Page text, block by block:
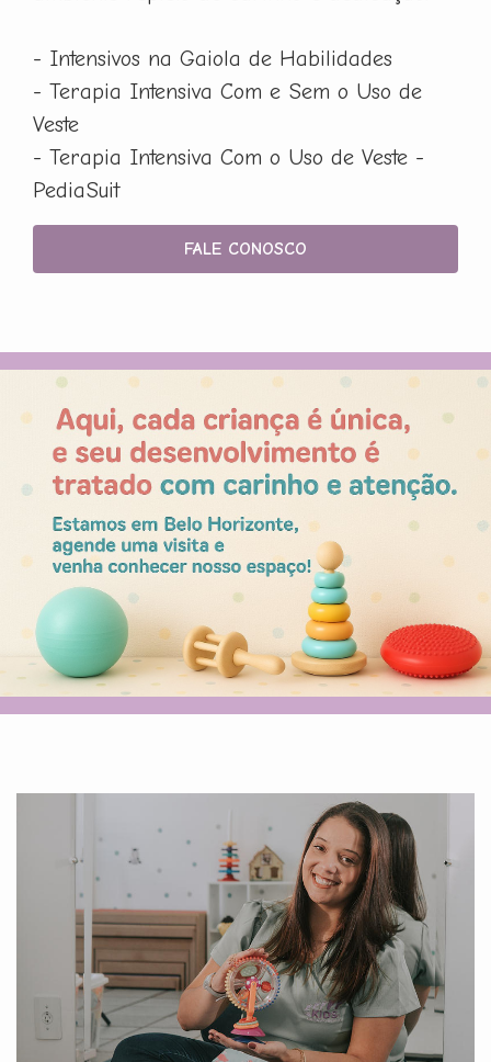
- Intensivos na Gaiola de Habilidades
- Terapia Intensiva Com e Sem o Uso de
Veste
- Terapia Intensiva Com o Uso de Veste -
PediaSuit
FALE CONOSCO